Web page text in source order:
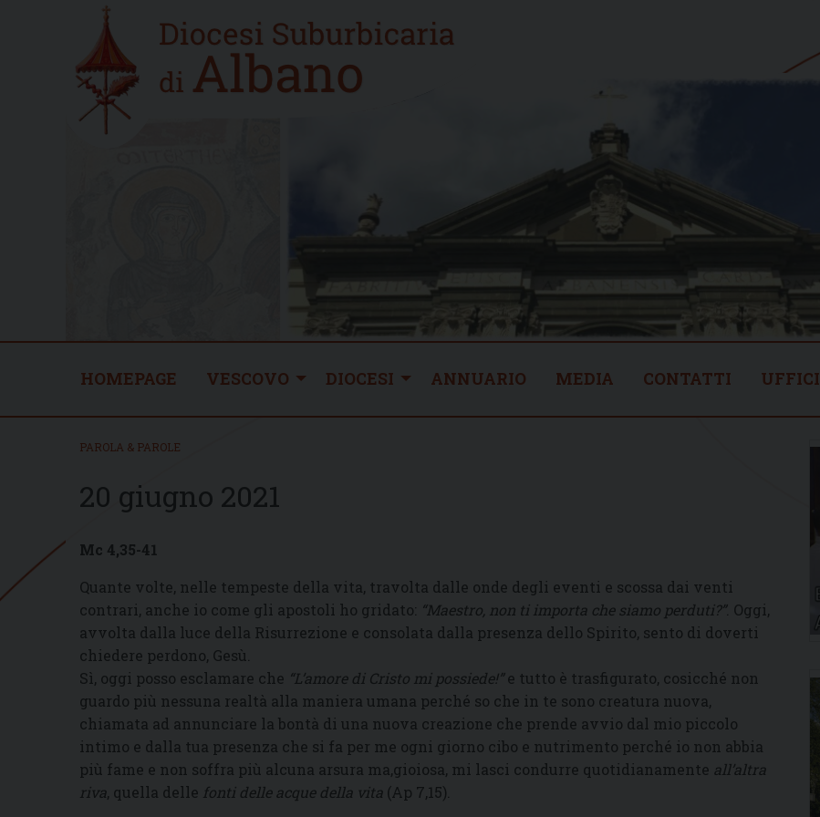
Home
new
HOMEPAGE VESCOVO DIOCESI ANNUARIO MEDIA CONTATTI UFFICI
PAROLA & PAROLE
20 giugno 2021
Mc 4,35-41
Quante volte, nelle tempeste della vita, travolta dalle onde degli eventi e scossa dai venti
contrari, anche io come gli apostoli ho gridato: “Maestro, non ti importa che siamo perduti?”. Oggi,
avvolta dalla luce della Risurrezione e consolata dalla presenza dello Spirito, sento di doverti
chiedere perdono, Gesù.
Sì, oggi posso esclamare che “L’amore di Cristo mi possiede!”e tutto è trasfigurato, cosicché non
guardo più nessuna realtà alla maniera umana perché so che in te sono creatura nuova,
chiamata ad annunciare la bontà di una nuova creazione che prende avvio dal mio piccolo
intimo e dalla tua presenza che si fa per me ogni giorno cibo e nutrimento perché io non abbia
più fame e non soffra più alcuna arsura ma,gioiosa, mi lasci condurre quotidianamente all’altra
riva, quella delle fonti delle acque della vita (Ap 7,15).